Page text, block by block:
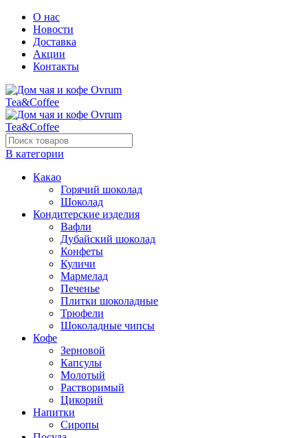
О нас
Новости
Доставка
Акции
Контакты
В категории
Какао
Горячий шоколад
Шоколад
Кондитерские изделия
Вафли
Дубайский шоколад
Конфеты
Куличи
Мармелад
Печенье
Плитки шоколадные
Трюфели
Шоколадные чипсы
Кофе
Зерновой
Капсулы
Молотый
Растворимый
Цикорий
Напитки
Сиропы